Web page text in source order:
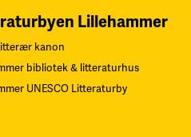
Lillehammer
kanon
bibliotek & litteraturhus
UNESCO Litteraturby